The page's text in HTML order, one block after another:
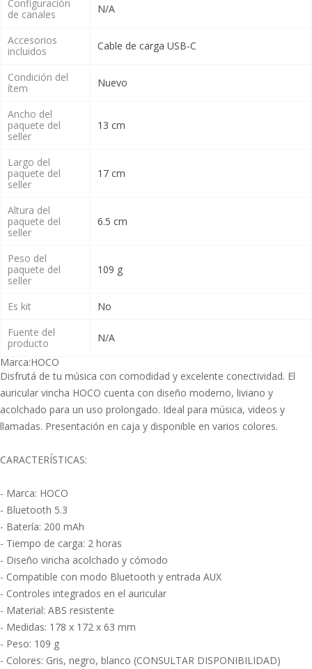
Configuración
de canales
N/A
Accesorios
incluidos
Cable de carga USB-C
Condición del
ítem
Nuevo
Ancho del
paquete del
seller
13 cm
Largo del
paquete del
seller
17 cm
Altura del
paquete del
seller
6.5 cm
Peso del
paquete del
seller
109 g
Es kit
No
Fuente del
producto
N/A
Marca:HOCO
Disfrutá de tu música con comodidad y excelente conectividad. El
auricular vincha HOCO cuenta con diseño moderno, liviano y
acolchado para un uso prolongado. Ideal para música, videos y
llamadas. Presentación en caja y disponible en varios colores.
CARACTERÍSTICAS:
- Marca: HOCO
- Bluetooth 5.3
- Batería: 200 mAh
- Tiempo de carga: 2 horas
- Diseño vincha acolchado y cómodo
- Compatible con modo Bluetooth y entrada AUX
- Controles integrados en el auricular
- Material: ABS resistente
- Medidas: 178 x 172 x 63 mm
- Peso: 109 g
- Colores: Gris, negro, blanco (CONSULTAR DISPONIBILIDAD)